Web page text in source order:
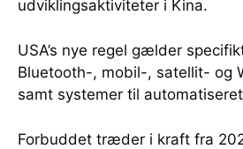
udviklingsaktiviteter i Kina.
USA’s nye regel gælder
Bluetooth-, mobil-, satellit- og
samt systemer til
Forbuddet træder i kraft fra